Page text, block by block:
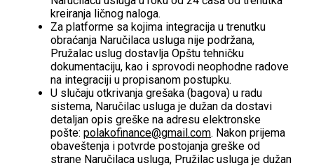
kreiranja ličnog naloga.
Za platforme sa kojima integracija u trenutku
obraćanja Naručilaca usluga nije podržana,
Pružalac uslug dostavlja Opštu tehničku
dokumentaciju, kao i sprovodi neophodne radove
na integraciji u propisanom postupku.
U slučaju otkrivanja grešaka (bagova) u radu
sistema, Naručilac usluga je dužan da dostavi
detaljan opis greške na adresu elektronske
pošte: polakofinance@gmail.com. Nakon prijema
obaveštenja i potvrde postojanja greške od
strane Naručilaca usluga, Pružilac usluga je dužan